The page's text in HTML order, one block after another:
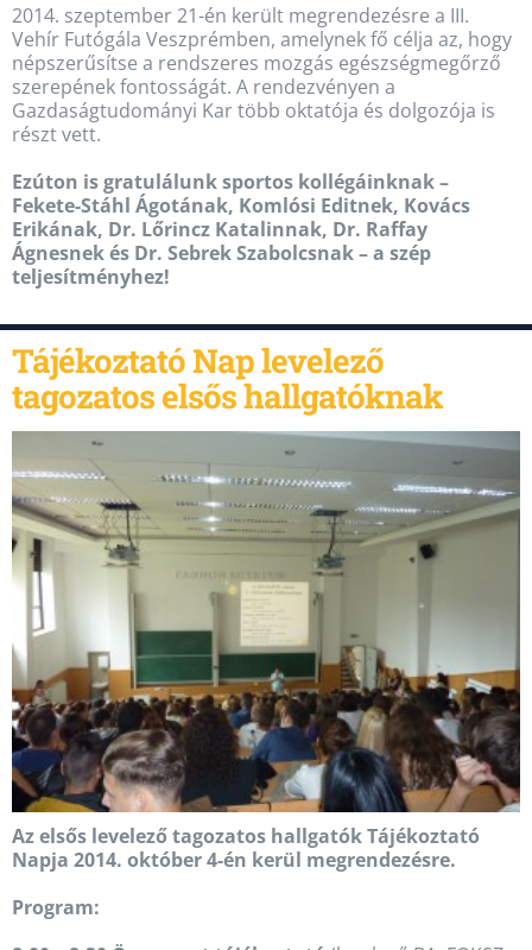
2014. szeptember 21-én került megrendezésre a III.
Vehír Futógála Veszprémben, amelynek fő célja az, hogy
népszerűsítse a rendszeres mozgás egészségmegőrző
szerepének fontosságát. A rendezvényen a
Gazdaságtudományi Kar több oktatója és dolgozója is
részt vett.
Ezúton is gratulálunk sportos kollégáinknak –
Fekete-Stáhl Ágotának, Komlósi Editnek, Kovács
Erikának, Dr. Lőrincz Katalinnak, Dr. Raffay
Ágnesnek és Dr. Sebrek Szabolcsnak – a szép
teljesítményhez!
Tájékoztató Nap levelező
tagozatos elsős hallgatóknak
Az elsős levelező tagozatos hallgatók Tájékoztató
Napja 2014. október 4-én kerül megrendezésre.
Program: